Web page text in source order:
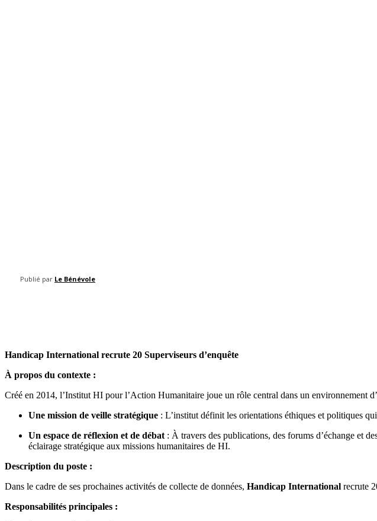
Publié par Le Bénévole
Handicap International recrute 20 Superviseurs d’enquête
À propos du contexte :
Créé en 2014, l’Institut HI pour l’Action Humanitaire joue un rôle central dans un environnement
Une mission de veille stratégique : L’institut définit les orientations éthiques et politiques
Un espace de réflexion et de débat : À travers des publications, des forums d’échange et
éclairage stratégique aux missions humanitaires de HI.
Description du poste :
Dans le cadre de ses prochaines activités de collecte de données, Handicap International recrute
Responsabilités principales :